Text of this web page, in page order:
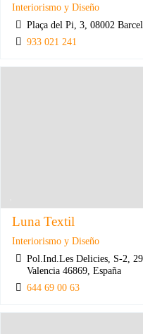
Interiorismo y Diseño
Plaça del Pi, 3, 08002
933 021 241
Luna Textil
Interiorismo y Diseño
Pol.Ind.Les Delicies, S-2,
Valencia 46869, España
644 69 00 63